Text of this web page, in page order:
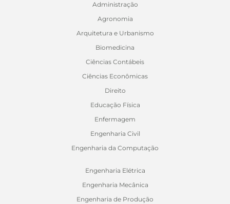
Administração
Agronomia
Arquitetura e Urbanismo
Biomedicina
Ciências Contábeis
Ciências Econômicas
Direito
Educação Física
Enfermagem
Engenharia Civil
Engenharia da Computação
Engenharia Elétrica
Engenharia Mecânica
Engenharia de Produção